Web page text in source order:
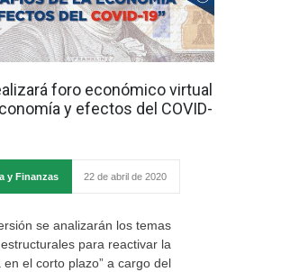
foro económico virtual
y efectos del COVID-
y Finanzas 22 de abril de 2020
se analizarán los temas
para reactivar la
el corto plazo” a cargo del